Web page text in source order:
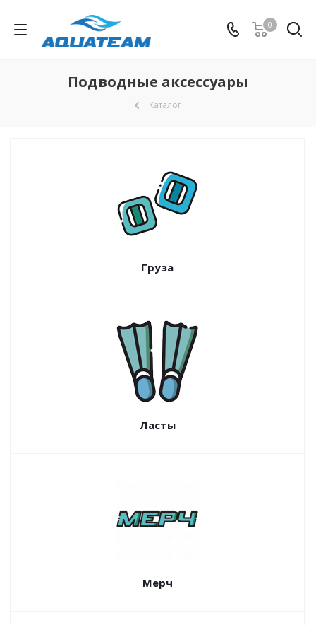
0
Подводные аксессуары
Каталог
Груза
Ласты
Мерч